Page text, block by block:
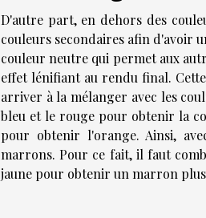
D'autre part, en dehors des
couleurs secondaires afin d'avoir
couleur neutre qui permet aux
effet lénifiant au rendu final.
arriver à la mélanger avec les
bleu et le rouge pour obtenir la
pour obtenir l'orange. Ainsi,
marrons. Pour ce fait, il faut
jaune pour obtenir un marron